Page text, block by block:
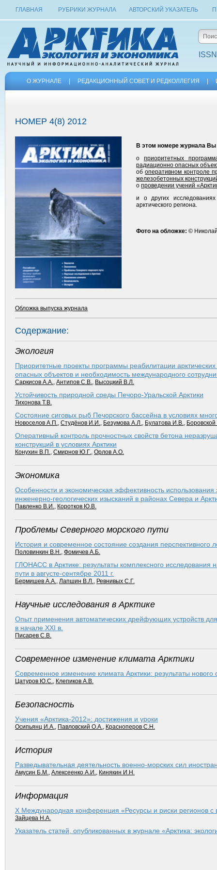
ГЛАВНАЯ РУБРИКИ ЖУРНАЛА АВТОРСКИЙ УКАЗАТЕЛЬ
О ЖУРНАЛЕ РЕДАКЦИОННЫЙ СОВЕТ И РЕДКОЛЛЕГИЯ
НОМЕР 4(8) 2012
В этом номере журнала
оприоритетных
радиационно опасных
обоперативном контроле
железобетонных
о проведении учений
и о других
арктического региона.
Фото на обложке: ©
Обложка выпуска журнала
Содержание:
Экология
Приоритетные проекты программы реабилитации
опасных объектов и необходимость международного
Саркисов А.А., Антипов С.В., Высоцкий В.Л.
Устойчивость природной среды Печоро-Уральской Арктики
Тихонова Т.В.
Состояние сиговых рыб Печорского бассейна в условиях
Новоселов А.П., Студёнов И.И., Безумова А.Л., Булатова И.В.,
Оперативный контроль прочностных свойств бетона
конструкций в условиях Арктики
Конухин В.П., Смирнов Ю.Г., Орлов А.О.
Экономика
Особенности и экономическая эффективность
инженерно-геологических изысканий в районах Севера и
Павленко В.И., Коротков Ю.В.
Проблемы Северного морского пути
История и современное состояние создания перспективного
Половинкин В.Н., Фомичев А.Б.
ГЛОНАСС в Арктике: результаты комплексного
пути в августе-сентябре 2011 г.
Бермишев А.А., Лапшин В.Л., Ревнивых С.Г.
Научные исследования в Арктике
Опыт применения автоматических дрейфующих устройств
в начале XXI в.
Писарев С.В.
Современное изменение климата Арктики
Современное изменение климата Арктики: результаты нового
Цатуров Ю.С., Клепиков А.В.
Безопасность
Учения «Арктика-2012»: достижения и уроки
Осипьянц И.А., Павловский О.А., Красноперов С.Н.
История
Разведывательная деятельность военно-морских сил
Амусин Б.М., Алексеенко А.И., Кинякин И.Н.
Информация
Х Международная конференция «Ресурсы и риски регионов
Зайцева Н.А.
Указатель статей, опубликованных в журнале «Арктика: